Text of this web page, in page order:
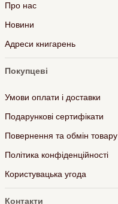
Про нас
Новини
Адреси книгарень
Покупцеві
Умови оплати і доставки
Подарункові сертифікати
Повернення та обмін товару
Політика конфіденційності
Користувацька угода
Контакти